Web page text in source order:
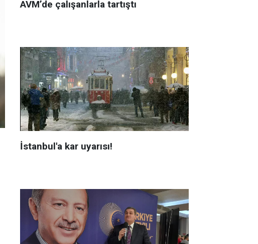
AVM’de çalışanlarla tartıştı
İstanbul'a kar uyarısı!